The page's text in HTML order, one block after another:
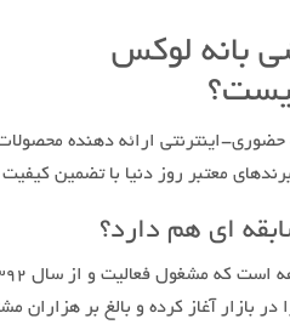
اینترنتی ارائه دهنده
معتبر روز دنیا با تضمین
ای هم دارد؟
بازار آغاز کرده و بالغ بر